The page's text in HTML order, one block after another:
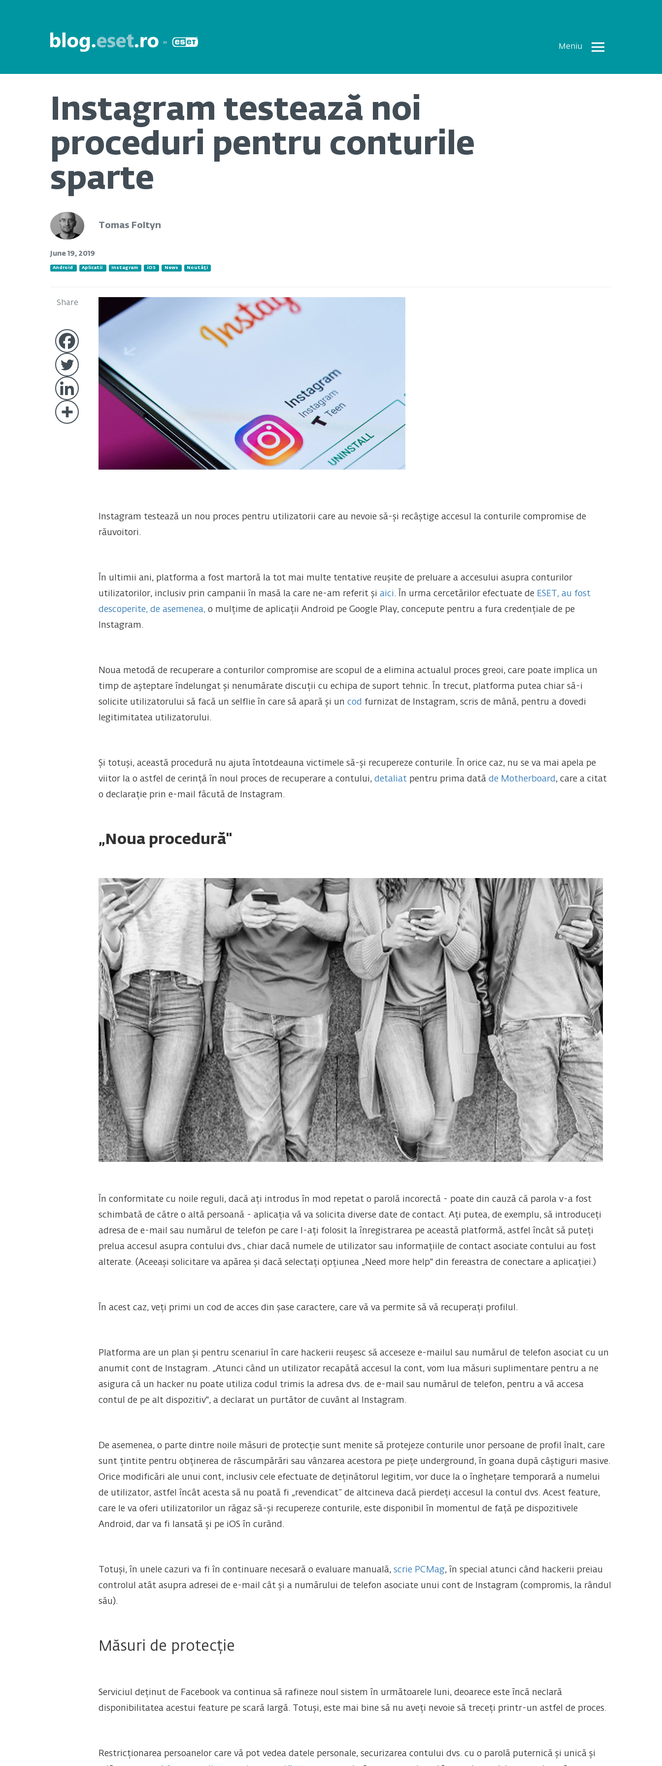
Meniu
Toate
Instagram testează noi
proceduri pentru conturile
sparte
Tomas Foltyn
June 19, 2019
Android Aplicatii Instagram iOS News Noutăți
Share
Instagram testează un nou proces pentru utilizatorii care au nevoie să-și recâștige accesul la conturile compromise de
răuvoitori.
În ultimii ani, platforma a fost martoră la tot mai multe tentative reușite de preluare a accesului asupra conturilor
utilizatorilor, inclusiv prin campanii în masă la care ne-am referit și aici. În urma cercetărilor efectuate deESET, au fost
descoperite, de asemenea,o mulțime de aplicații Android pe Google Play, concepute pentru a fura credențiale de pe
Instagram.
Noua metodă de recuperare a conturilor compromise are scopul de a elimina actualul proces greoi, care poate implica un
timp de așteptare îndelungat și nenumărate discuții cu echipa de suport tehnic. În trecut, platforma putea chiar să-i
solicite utilizatorului să facă un selflie în care să apară și un cod furnizat de Instagram, scris de mână, pentru a dovedi
legitimitatea utilizatorului.
Și totuși, această procedură nu ajuta întotdeauna victimele să-și recupereze conturile. În orice caz, nu se va mai apela pe
viitor la o astfel de cerință în noul proces de recuperare a contului, detaliat pentru prima dată de Motherboard , care a citat
o declarație prin e-mail făcută de Instagram.
„Noua procedură"
În conformitate cu noile reguli, dacă ați introdus în mod repetat o parolă incorectă - poate din cauză că parola v-a fost
schimbată de către o altă persoană - aplicația vă va solicita diverse date de contact. Ați putea, de exemplu, să introduceți
adresa de e-mail sau numărul de telefon pe care l-ați folosit la înregistrarea pe această platformă, astfel încât să puteți
prelua accesul asupra contului dvs., chiar dacă numele de utilizator sau informațiile de contact asociate contului au fost
alterate. (Aceeași solicitare va apărea și dacă selectați opțiunea „Need more help" din fereastra de conectare a aplicației.)
În acest caz, veți primi un cod de acces din șase caractere, care vă va permite să vă recuperați profilul.
Platforma are un plan și pentru scenariul în care hackerii reușesc să acceseze e-mailul sau numărul de telefon asociat cu un
anumit cont de Instagram. „Atunci când un utilizator recapătă accesul la cont, vom lua măsuri suplimentare pentru a ne
asigura că un hacker nu poate utiliza codul trimis la adresa dvs. de e-mail sau numărul de telefon, pentru a vă accesa
contul de pe alt dispozitiv", a declarat un purtător de cuvânt al Instagram.
De asemenea, o parte dintre noile măsuri de protecție sunt menite să protejeze conturile unor persoane de profil înalt, care
sunt țintite pentru obținerea de răscumpărări sau vânzarea acestora pe piețe underground, în goana după câștiguri masive.
Orice modificări ale unui cont, inclusiv cele efectuate de deținătorul legitim, vor duce la o înghețare temporară a numelui
de utilizator, astfel încât acesta să nu poată fi „revendicat” de altcineva dacă pierdeți accesul la contul dvs. Acest feature,
care le va oferi utilizatorilor un răgaz să-și recupereze conturile, este disponibil în momentul de față pe dispozitivele
Android, dar va fi lansată și pe iOS în curând.
Totuși, în unele cazuri va fi în continuare necesară o evaluare manuală, scrie PCMag, în special atunci când hackerii preiau
controlul atât asupra adresei de e-mail cât și a numărului de telefon asociate unui cont de Instagram (compromis, la rândul
său).
Măsuri de protecție
Serviciul deținut de Facebook va continua să rafineze noul sistem în următoarele luni, deoarece este încă neclară
disponibilitatea acestui feature pe scară largă. Totuși, este mai bine să nu aveți nevoie să treceți printr-un astfel de proces.
Restricționarea persoanelor care vă pot vedea datele personale, securizarea contului dvs. cu o parolă puternică și unică și